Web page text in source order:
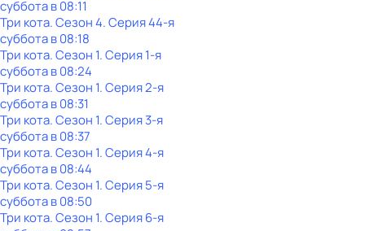
субботав08:11
Три кота. Сезон 4. Серия 44-я
субботав08:18
Три кота. Сезон 1. Серия 1-я
субботав08:24
Три кота. Сезон 1. Серия 2-я
субботав08:31
Три кота. Сезон 1. Серия 3-я
субботав08:37
Три кота. Сезон 1. Серия 4-я
субботав08:44
Три кота. Сезон 1. Серия 5-я
субботав08:50
Три кота. Сезон 1. Серия 6-я